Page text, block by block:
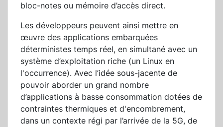
bloc-notes ou mémoire d’accès direct.
Les développeurs peuvent ainsi mettre en
œuvre des applications embarquées
déterministes temps réel, en simultané avec un
système d’exploitation riche (un Linux en
l'occurrence). Avec l’idée sous-jacente de
pouvoir aborder un grand nombre
d’applications à basse consommation dotées de
contraintes thermiques et d'encombrement,
dans un contexte régi par l’arrivée de la 5G, de